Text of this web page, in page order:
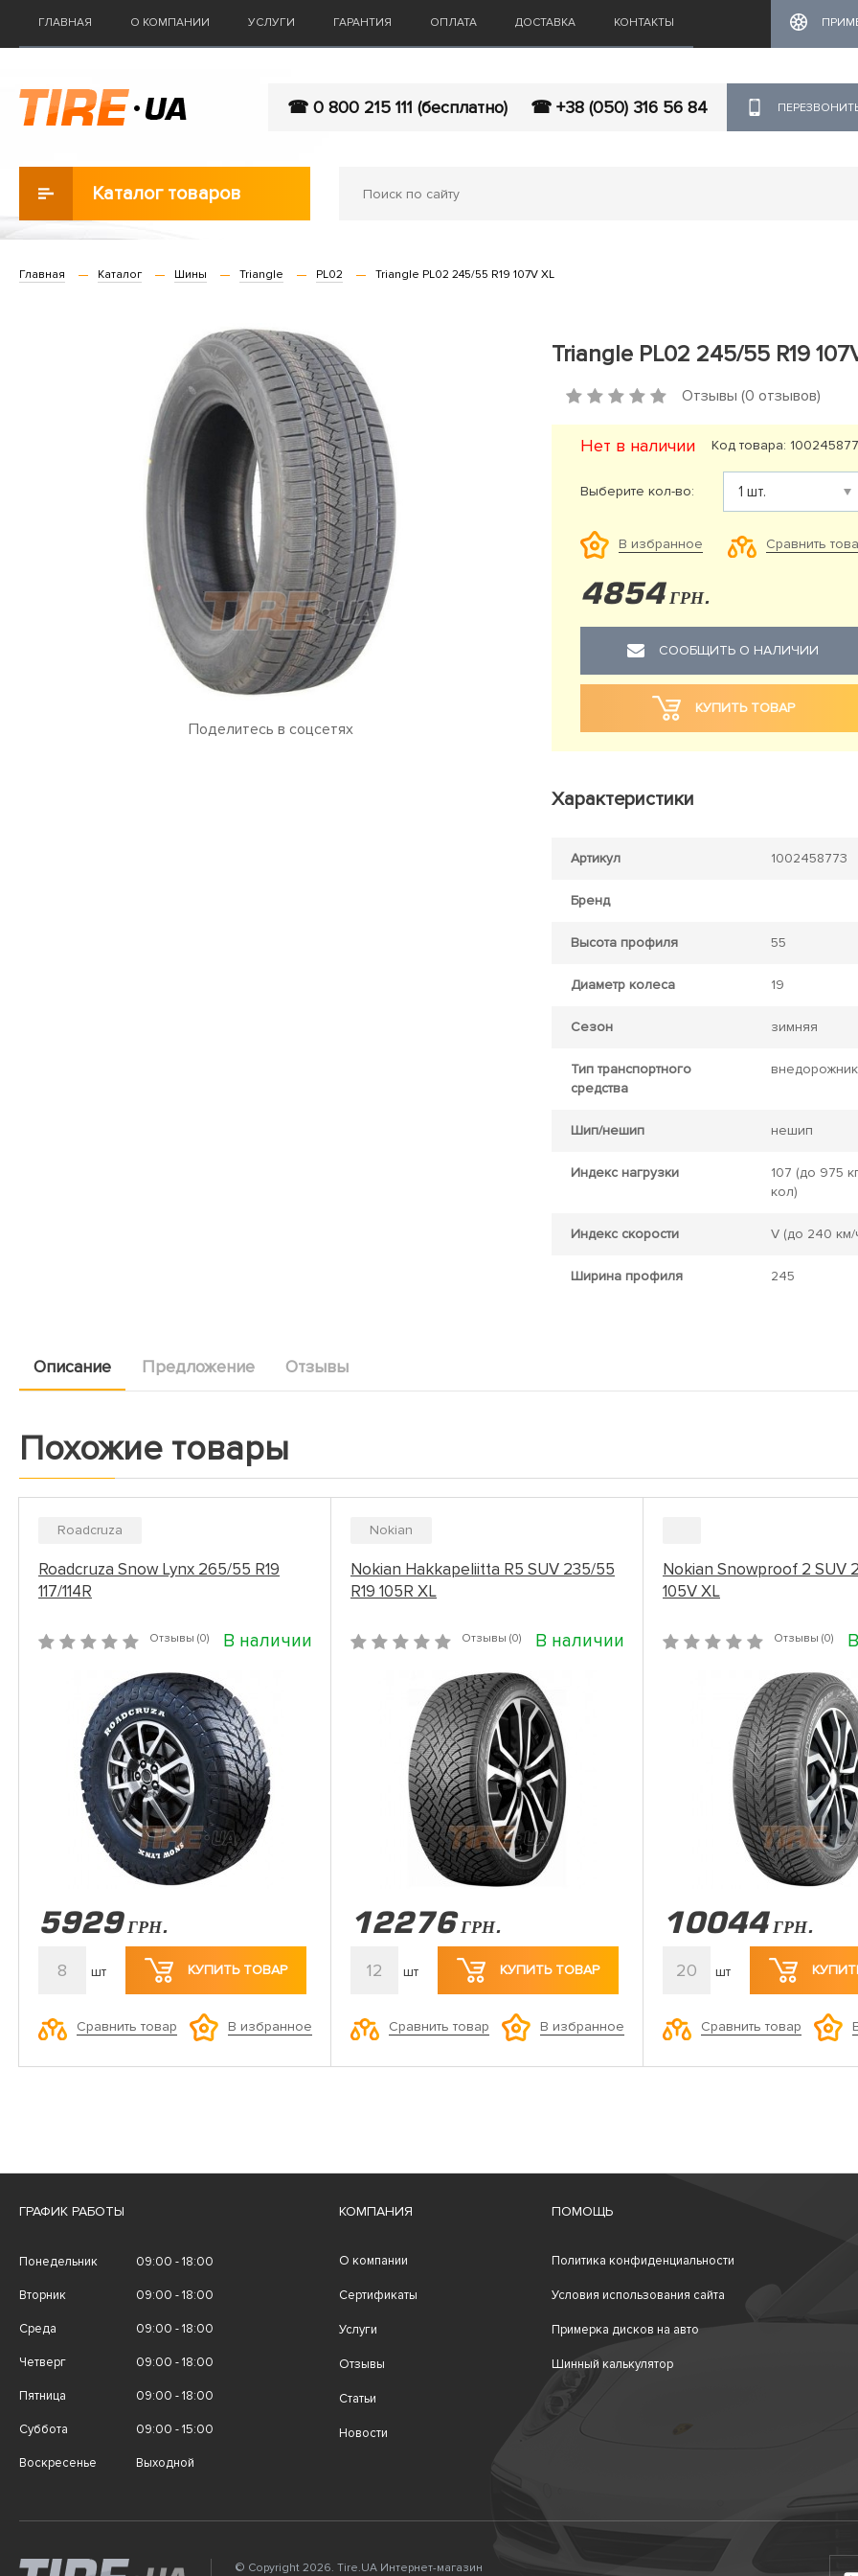
ГЛАВНАЯ О КОМПАНИИ УСЛУГИ ГАРАНТИЯ ОПЛАТА ДОСТАВКА КОНТАКТЫ
☎ 0 800 215 111 (бесплатно) ☎ +38 (050) 316 56 84
Каталог товаров
Главная Каталог Шины Triangle PL02 Triangle PL02 245/55 R19 107V XL
Поделитесь в соцсетях
Triangle PL02 245/55 R19
Отзывы (0 отзывов)
Нет в наличии Код товара:
Выберите кол-во:
В избранное Сравнить
4854 ГРН.
СООБЩИТЬ О НАЛИЧИИ
КУПИТЬ ТОВАР
Характеристики
Артикул 1002458773
Бренд
Высота профиля 55
Диаметр колеса 19
Сезон зимняя
Тип транспортного
средства
внедорожник
Шип/нешип нешип
Индекс нагрузки 107 (до 975
кол)
Индекс скорости V(до 240 км/
Ширина профиля 245
Описание Предложение Отзывы
Похожие товары
Roadcruza
Roadcruza Snow Lynx 265/55 R19
117/114R
Отзывы (0) В наличии
5929 ГРН.
8 шт КУПИТЬ ТОВАР
Сравнить товар В избранное
Nokian
Nokian Hakkapeliitta R5 SUV 235/55
R19 105R XL
Отзывы (0) В наличии
12276 ГРН.
12 шт КУПИТЬ ТОВАР
Сравнить товар В избранное
Nokian Snowproof 2 SUV
105V XL
Отзывы (0)
10044 ГРН.
20 шт
Сравнить товар
ГРАФИК РАБОТЫ
Понедельник 09:00 - 18:00
Вторник 09:00 - 18:00
Среда 09:00 - 18:00
Четверг 09:00 - 18:00
Пятница 09:00 - 18:00
Суббота 09:00 - 15:00
Воскресенье Выходной
КОМПАНИЯ
О компании
Сертификаты
Услуги
Отзывы
Статьи
Новости
ПОМОЩЬ
Политика конфиденциальности
Условия использования сайта
Примерка дисков на авто
Шинный калькулятор
© Copyright 2026. Tire.UA Интернет-магазин